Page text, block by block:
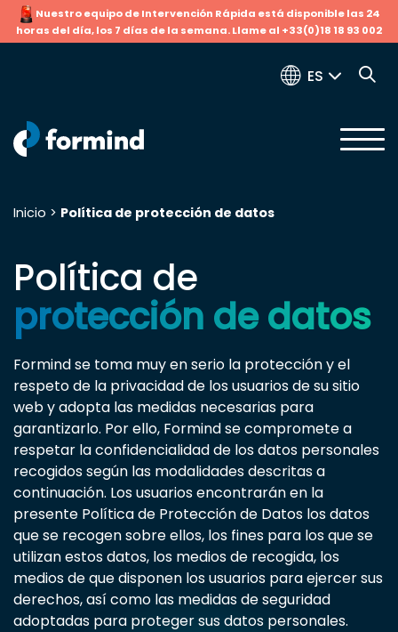
Nuestro equipo de Intervención Rápida está disponible las 24
horas del día, los 7 días de la semana. Llame al +33(0)18 18 93 002
ES
Inicio > Política de protección de datos
Política de
protección de datos
Formind se toma muy en serio la protección y el
respeto de la privacidad de los usuarios de su sitio
web y adopta las medidas necesarias para
garantizarlo. Por ello, Formind se compromete a
respetar la confidencialidad de los datos personales
recogidos según las modalidades descritas a
continuación. Los usuarios encontrarán en la
presente Política de Protección de Datos los datos
que se recogen sobre ellos, los fines para los que se
utilizan estos datos, los medios de recogida, los
medios de que disponen los usuarios para ejercer sus
derechos, así como las medidas de seguridad
adoptadas para proteger sus datos personales.